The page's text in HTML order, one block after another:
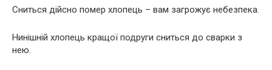
Сниться дійсно помер хлопець – вам загрожує небезпека.
Нинішній хлопець кращої подруги сниться до сварки з
нею.